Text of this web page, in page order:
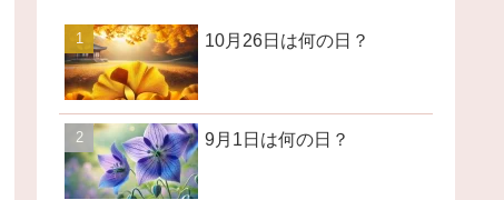
10月26日は何の日？
9月1日は何の日？